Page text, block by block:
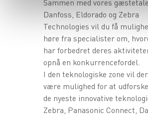
Sammen med vores
Danfoss, Eldorado og Zebra
Technologies vil du få
høre fra specialister om,
har forbedret deres
opnå en konkurrencefordel.
I den teknologiske zone vil
være mulighed for at
de nyeste innovative
Zebra, Panasonic Connect,